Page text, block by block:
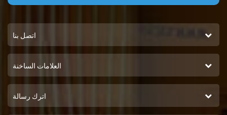
اتصل بنا
العلامات الساخنة
اترك رسالة